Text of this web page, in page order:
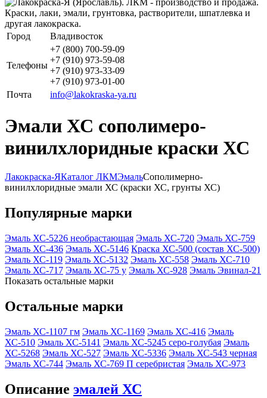
Город Владивосток
Телефоны
+7 (800) 700-59-09
+7 (910) 973-59-08
+7 (910) 973-33-09
+7 (910) 973-01-00
Почта
info@lakokraska-ya.ru
Эмали ХС сополимеро-
винилхлоридные краски ХС
Лакокраска-ЯКаталог ЛКМЭмальСополимерно-
винилхлоридные эмали ХС (краски ХС, грунты ХС)
Популярные марки
Эмаль ХС-5226 необрастающая Эмаль ХС-720 Эмаль ХС-759
Эмаль ХС-436 Эмаль ХС-5146 Краска ХС-500 (состав ХС-500)
Эмаль ХС-119 Эмаль ХС-5132 Эмаль ХС-558 Эмаль ХС-710
Эмаль ХС-717 Эмаль ХС-75 у Эмаль ХС-928 Эмаль Эвинал-21
Показать остальные марки
Остальные марки
Эмаль ХС-1107 гм Эмаль ХС-1169 Эмаль ХС-416 Эмаль
ХС-510 Эмаль ХС-5141 Эмаль ХС-5245 серо-голубая Эмаль
ХС-5268 Эмаль ХС-527 Эмаль ХС-5336 Эмаль ХС-543 черная
Эмаль ХС-744 Эмаль ХС-769 П серебристая Эмаль ХС-973
Описание эмалей ХС